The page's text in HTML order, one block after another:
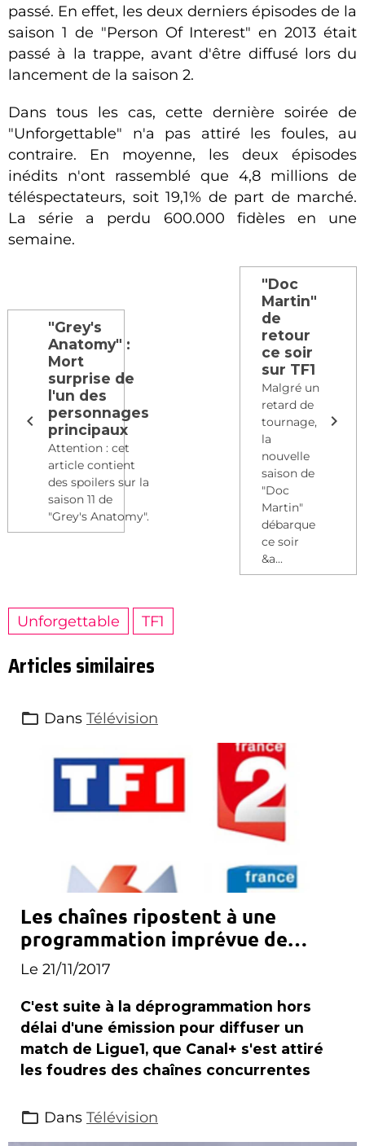
passé. En effet, les deux derniers épisodes de la
saison 1 de "Person Of Interest" en 2013 était
passé à la trappe, avant d'être diffusé lors du
lancement de la saison 2.
Dans tous les cas, cette dernière soirée de
"Unforgettable" n'a pas attiré les foules, au
contraire. En moyenne, les deux épisodes
inédits n'ont rassemblé que 4,8 millions de
téléspectateurs, soit 19,1% de part de marché.
La série a perdu 600.000 fidèles en une
semaine.
"Grey's
Anatomy" :
Mort
surprise de
l'un des
personnages
principaux
Attention : cet
article contient
des spoilers sur la
saison 11 de
"Grey's Anatomy".
"Doc
Martin"
de
retour
ce soir
sur TF1
Malgré un
retard de
tournage,
la
nouvelle
saison de
"Doc
Martin"
débarque
ce soir
&a...
Unforgettable TF1
Articles similaires
Dans Télévision
Les chaînes ripostent à une
programmation imprévue de
Canal+
Le 21/11/2017
C'est suite à la déprogrammation hors
délai d'une émission pour diffuser un
match de Ligue1, que Canal+ s'est attiré
les foudres des chaînes concurrentes
Dans Télévision